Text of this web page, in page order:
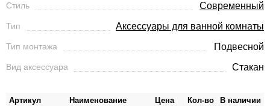
Стиль Современный
Тип Аксессуары для ванной комнаты
Тип монтажа Подвесной
Вид аксессуара Стакан
Артикул Наименование Цена Кол-во В наличии